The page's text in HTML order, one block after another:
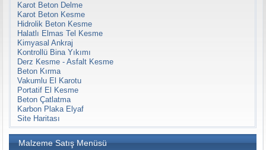
Karot Beton Delme
Karot Beton Kesme
Hidrolik Beton Kesme
Halatlı Elmas Tel Kesme
Kimyasal Ankraj
Kontrollü Bina Yıkımı
Derz Kesme - Asfalt Kesme
Beton Kırma
Vakumlu El Karotu
Portatif El Kesme
Beton Çatlatma
Karbon Plaka Elyaf
Site Haritası
Malzeme Satış Menüsü